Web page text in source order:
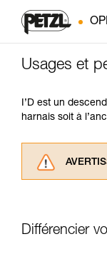
Usages et
I’D est un
harnais soit à
Différencier